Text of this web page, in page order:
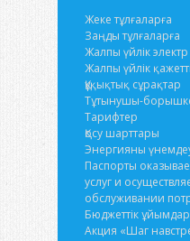
Жеке тұлғаларға
Заңды тұлғаларға
Жалпы үйлік электр
Жалпы үйлік
Құқықтық сұрақтар
Тұтынушы-
Тарифтер
Қосу шарттары
Энергияны
Паспорты
услуг и
обслуживании
Бюджеттік
Акция «Шаг